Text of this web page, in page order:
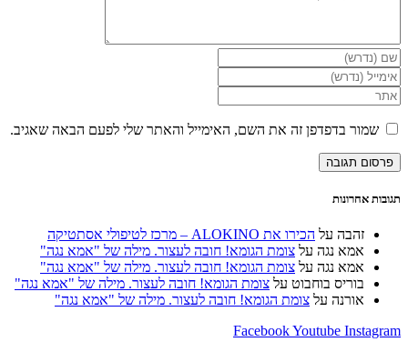
הזן
את
השם
שלך
או
שם
משתמש
כדי
הזן
את
כתובת
דואר
האלקטרוני
שלך
כדי
הזן
את
כתובת
האינטרנט
שלך
שמור בדפדפן זה את השם, האימייל והאתר שלי לפעם הבאה שאגיב.
תגובות אחרונות
זהבה על הכירו את ALOKINO – מרכז לטיפולי אסתטיקה
אמא נגה על צומת הגומא! חובה לעצור. מילה של "אמא נגה"
אמא נגה על צומת הגומא! חובה לעצור. מילה של "אמא נגה"
בוריס בוחבוט על צומת הגומא! חובה לעצור. מילה של "אמא נגה"
אורנה על צומת הגומא! חובה לעצור. מילה של "אמא נגה"
FacebookYoutube Instagram